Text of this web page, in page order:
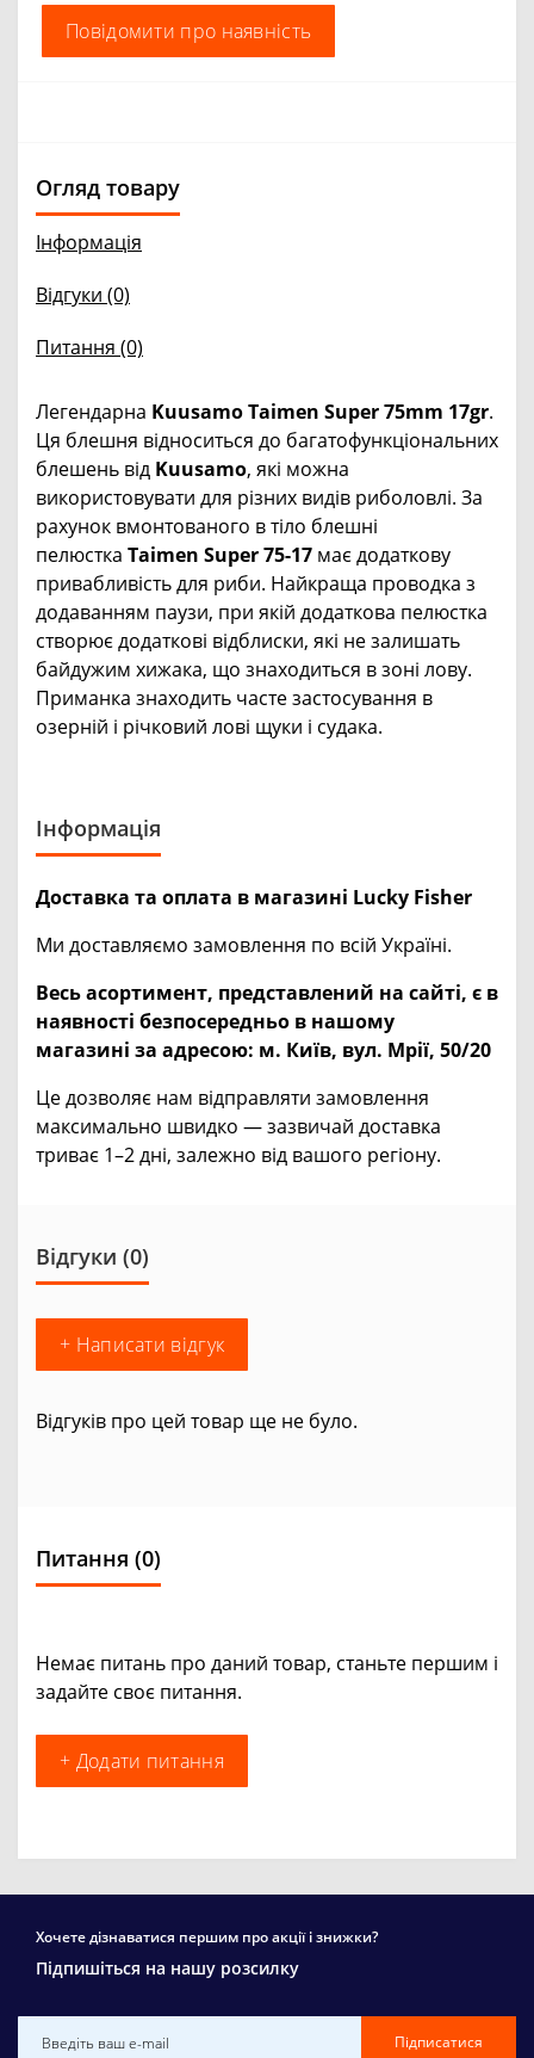
Повідомити про наявність
Огляд товару
Інформація
Відгуки (0)
Питання (0)
Легендарна Kuusamo Taimen Super 75mm 17gr.
Ця блешня відноситься до багатофункціональних
блешень від Kuusamo, які можна
використовувати для різних видів риболовлі. За
рахунок вмонтованого в тіло блешні
пелюстка Taimen Super 75-17 має додаткову
привабливість для риби. Найкраща проводка з
додаванням паузи, при якій додаткова пелюстка
створює додаткові відблиски, які не залишать
байдужим хижака, що знаходиться в зоні лову.
Приманка знаходить часте застосування в
озерній і річковий лові щуки і судака.
Інформація
Доставка та оплата в магазині Lucky Fisher
Ми доставляємо замовлення по всій Україні.
Весь асортимент, представлений на сайті, є в
наявності безпосередньо в нашому
магазині за адресою: м. Київ, вул. Мрії, 50/20
Це дозволяє нам відправляти замовлення
максимально швидко — зазвичай доставка
триває 1–2 дні, залежно від вашого регіону.
Відгуки (0)
+ Написати відгук
Відгуків про цей товар ще не було.
Питання (0)
Немає питань про даний товар, станьте першим і
задайте своє питання.
+ Додати питання
Хочете дізнаватися першим про акції і знижки?
Підпишіться на нашу розсилку
Підписатися